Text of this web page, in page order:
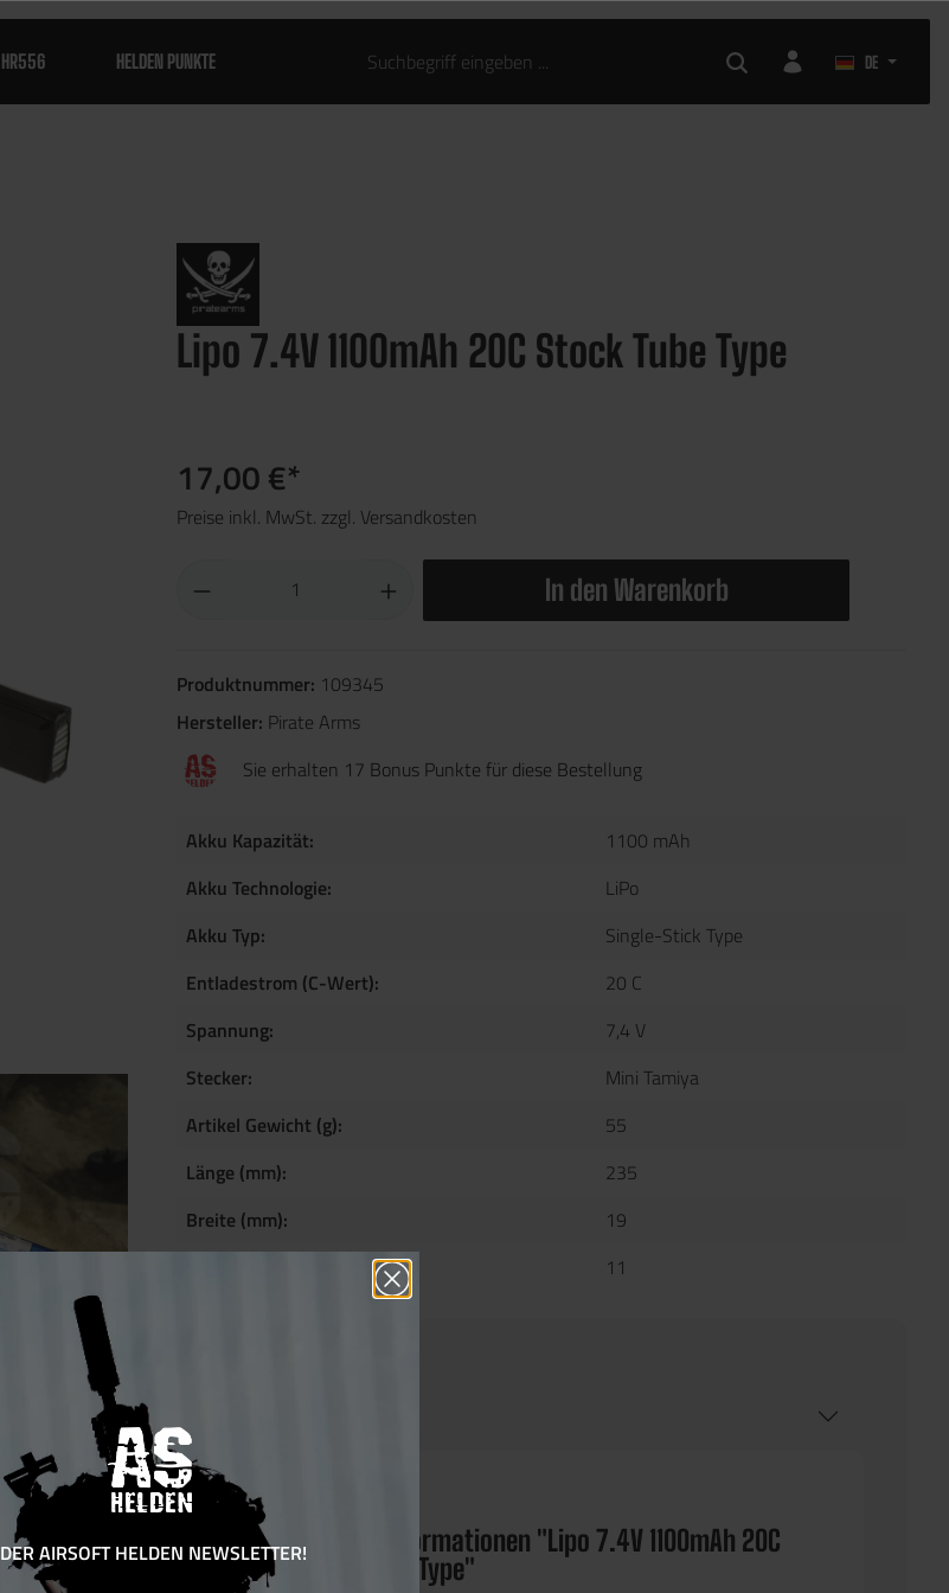
HR556 HELDEN PUNKTE DE
Lipo 7.4V 1100mAh 20C Stock Tube Type
17,00 €*
Preise inkl. MwSt. zzgl. Versandkosten
In den Warenkorb
Produktnummer: 109345
Hersteller: Pirate Arms
Sie erhalten 17 Bonus Punkte für diese Bestellung
Akku Kapazität:
1100 mAh
Akku Technologie:
LiPo
Akku Typ:
Single-Stick Type
Entladestrom (C-Wert):
20 C
Spannung:
7,4 V
Stecker:
Mini Tamiya
Artikel Gewicht (g):
55
Länge (mm):
235
Breite (mm):
19
11
Produktinformationen "Lipo 7.4V 1100mAh 20C
Stock Tube Type"
DER AIRSOFT HELDEN NEWSLETTER!